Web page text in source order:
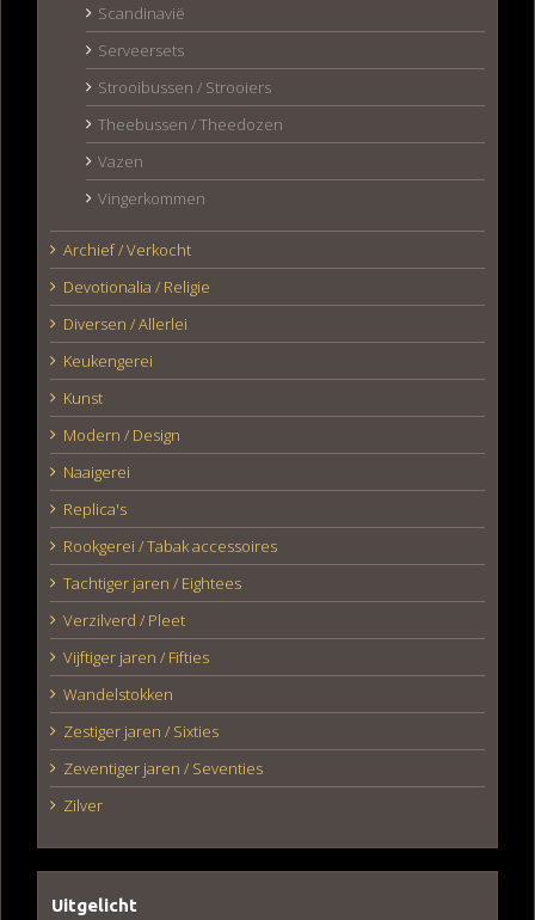
Scandinavië
Serveersets
Strooibussen / Strooiers
Theebussen / Theedozen
Vazen
Vingerkommen
Archief / Verkocht
Devotionalia / Religie
Diversen / Allerlei
Keukengerei
Kunst
Modern / Design
Naaigerei
Replica's
Rookgerei / Tabak accessoires
Tachtiger jaren / Eightees
Verzilverd / Pleet
Vijftiger jaren / Fifties
Wandelstokken
Zestiger jaren / Sixties
Zeventiger jaren / Seventies
Zilver
Uitgelicht